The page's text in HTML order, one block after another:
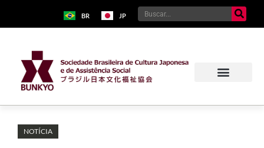
BR JP
NOTÍCIA